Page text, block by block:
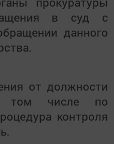
в суд с
данного
от должности
том числе по
контроля